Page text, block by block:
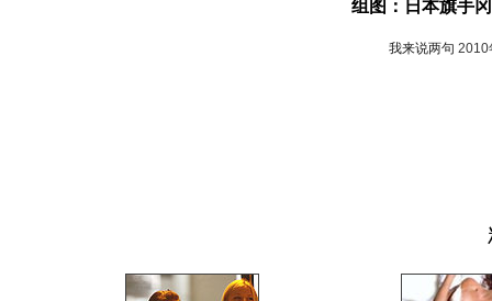
组图：日本旗手
我来说两句 2010